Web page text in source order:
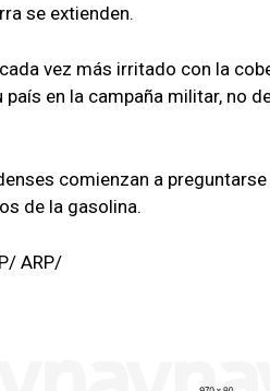
se extienden.
vez más irritado con la
en la campaña militar, no
comienzan a
de la gasolina.
ARP/